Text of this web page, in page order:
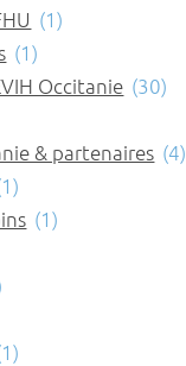
(1)
(1)
Occitanie (30)
& partenaires (4)
(1)